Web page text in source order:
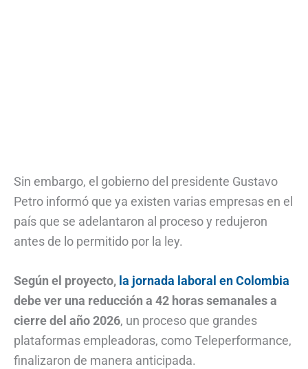
Sin embargo, el gobierno del presidente Gustavo
Petro informó que ya existen varias empresas en el
país que se adelantaron al proceso y redujeron
antes de lo permitido por la ley.
Según el proyecto, la jornada laboral en Colombia
debe ver una reducción a 42 horas semanales a
cierre del año 2026, un proceso que grandes
plataformas empleadoras, como Teleperformance,
finalizaron de manera anticipada.